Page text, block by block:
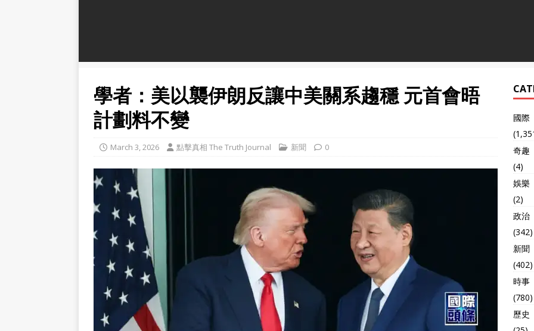
學者：美以襲伊朗反讓中美關系趨穩 元首會晤
計劃料不變
March 3, 2026 點擊真相 The Truth Journal 新聞 0
國際
奇趣
(4)
娛樂
(2)
政治
(342)
新聞
(402)
時事
(780)
歷史